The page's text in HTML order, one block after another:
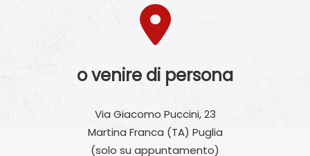
o venire di persona
Via Giacomo Puccini, 23
Martina Franca (TA) Puglia
(solo su appuntamento)